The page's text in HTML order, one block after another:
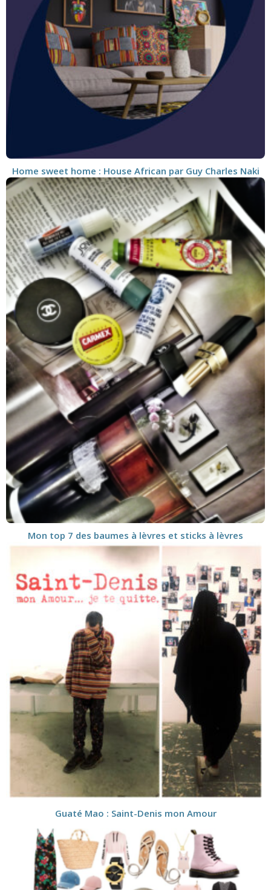
Home sweet home : House African par Guy Charles Naki
Mon top 7 des baumes à lèvres et sticks à lèvres
Guaté Mao : Saint-Denis mon Amour